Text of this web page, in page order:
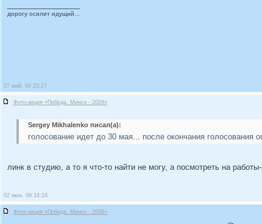
дорогу осилит идущий...
27 май, 09 23:27
Фото-акция «Победа. Минск - 2009»
Sergey Mikhalenko писал(а):
голосование идет до 30 мая... после окончания голосования
линк в студию, а то я что-то найти не могу, а посмотреть на
02 июн, 09 14:24
Фото-акция «Победа. Минск - 2009»